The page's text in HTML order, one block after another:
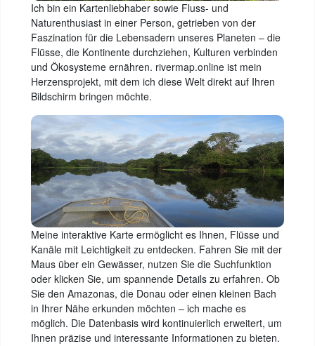
Ich bin ein Kartenliebhaber sowie Fluss- und
Naturenthusiast in einer Person, getrieben von der
Faszination für die Lebensadern unseres Planeten – die
Flüsse, die Kontinente durchziehen, Kulturen verbinden
und Ökosysteme ernähren. rivermap.online ist mein
Herzensprojekt, mit dem ich diese Welt direkt auf Ihren
Bildschirm bringen möchte.
Meine interaktive Karte ermöglicht es Ihnen, Flüsse und
Kanäle mit Leichtigkeit zu entdecken. Fahren Sie mit der
Maus über ein Gewässer, nutzen Sie die Suchfunktion
oder klicken Sie, um spannende Details zu erfahren. Ob
Sie den Amazonas, die Donau oder einen kleinen Bach
in Ihrer Nähe erkunden möchten – ich mache es
möglich. Die Datenbasis wird kontinuierlich erweitert, um
Ihnen präzise und interessante Informationen zu bieten.